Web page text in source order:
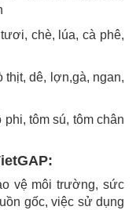
chè, lúa, cà phê,
thịt, dê, lợn,gà, ngan,
tôm sú, tôm chân
vệ môi trường, sức
gốc, việc sử dụng